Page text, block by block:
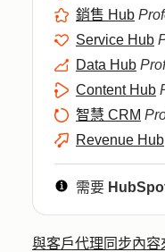
銷售 Hub
Service Hub
Data Hub
Content Hub
智慧 CRM
Revenue Hub
需要
與客戶代理同步內容